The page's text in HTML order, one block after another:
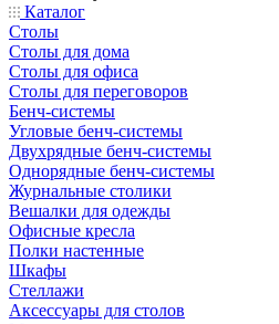
Каталог
Столы
Столы для дома
Столы для офиса
Столы для переговоров
Бенч-системы
Угловые бенч-системы
Двухрядные бенч-системы
Однорядные бенч-системы
Журнальные столики
Вешалки для одежды
Офисные кресла
Полки настенные
Шкафы
Стеллажи
Аксессуары для столов